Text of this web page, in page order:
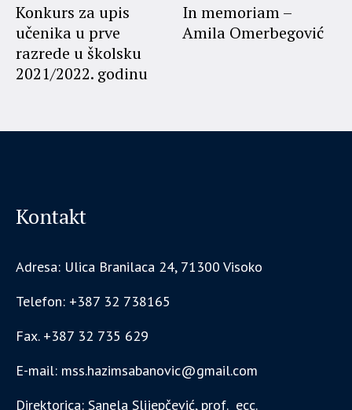
Konkurs za upis
učenika u prve
razrede u školsku
2021/2022. godinu
In memoriam –
Amila Omerbegović
Kontakt
Adresa: Ulica Branilaca 24, 71300 Visoko
Telefon: +387 32 738165
Fax. +387 32 735 629
E-mail: mss.hazimsabanovic@gmail.com
Direktorica: Sanela Slijepčević, prof. ecc.